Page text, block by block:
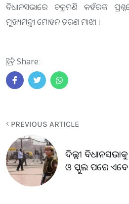
ବିଧାନସଭାରେ ଚକ୍ରମଣି କହଁରଙ୍କ
ମୁ୍‌ଖ୍ୟମନ୍ତ୍ରୀ ମୋହନ ଚରଣ ମାଝୀ ।
Share:
PREVIOUS ARTICLE
ଦିଲ୍ଲୀ
ଓ ସ୍କୁଲ ପରେ ଏବେ